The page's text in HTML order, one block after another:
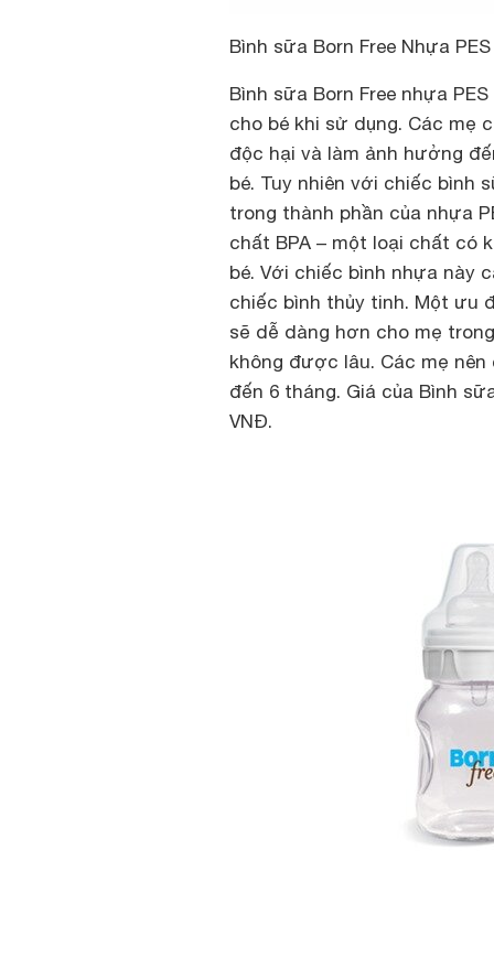
Bình sữa Born Free Nhựa
Bình sữa Born Free nhựa
cho bé khi sử dụng. Các mẹ
độc hại và làm ảnh hưởng
bé. Tuy nhiên với chiếc bình
trong thành phần của nhựa
chất BPA – một loại chất có
bé. Với chiếc bình nhựa này
chiếc bình thủy tinh. Một ưu
sẽ dễ dàng hơn cho mẹ
không được lâu. Các mẹ
đến 6 tháng. Giá của Bình
VNĐ.